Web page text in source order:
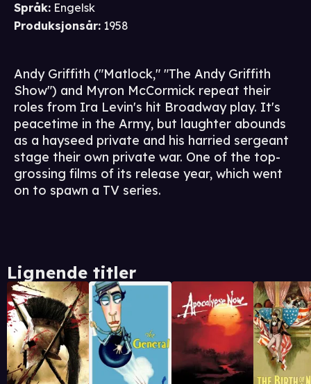
Språk: Engelsk
Produksjonsår: 1958
Andy Griffith ("Matlock," "The Andy Griffith
Show") and Myron McCormick repeat their
roles from Ira Levin's hit Broadway play. It's
peacetime in the Army, but laughter abounds
as a hayseed private and his harried sergeant
stage their own private war. One of the top-
grossing films of its release year, which went
on to spawn a TV series.
Lignende titler